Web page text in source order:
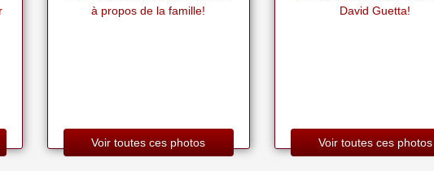
Voir toutes ces photos Voir toutes ces photos